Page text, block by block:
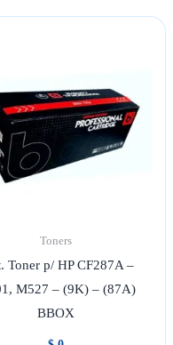
Toners
Toner p/ HP CF287A –
M527 – (9K) – (87A)
BBOX